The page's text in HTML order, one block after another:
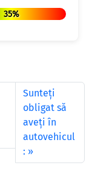
35%
Sunteţi
obligat să
aveţi în
autovehicul
: